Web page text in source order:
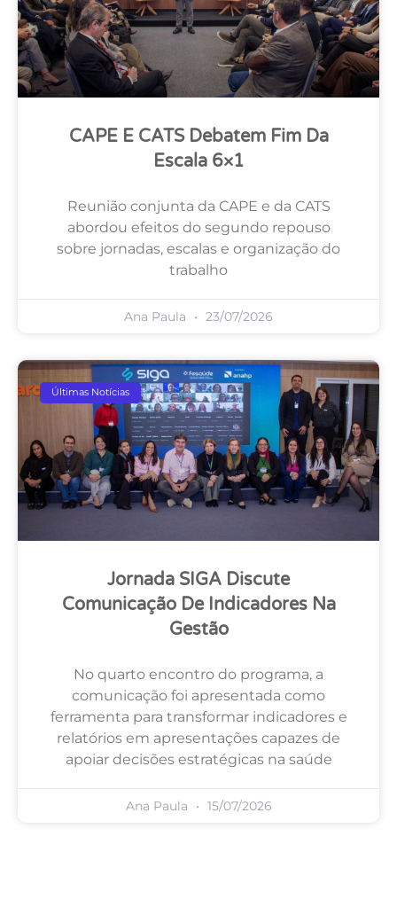
CAPE E CATS Debatem Fim Da
Escala 6×1
Reunião conjunta da CAPE e da CATS
abordou efeitos do segundo repouso
sobre jornadas, escalas e organização do
trabalho
Ana Paula 23/07/2026
Últimas Notícias
Jornada SIGA Discute
Comunicação De Indicadores Na
Gestão
No quarto encontro do programa, a
comunicação foi apresentada como
ferramenta para transformar indicadores e
relatórios em apresentações capazes de
apoiar decisões estratégicas na saúde
Ana Paula 15/07/2026